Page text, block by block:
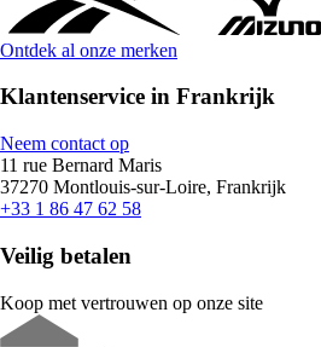
Ontdek al onze merken
Klantenservice in Frankrijk
Neem contact op
11 rue Bernard Maris
37270 Montlouis-sur-Loire, Frankrijk
+33 1 86 47 62 58
Veilig betalen
Koop met vertrouwen op onze site